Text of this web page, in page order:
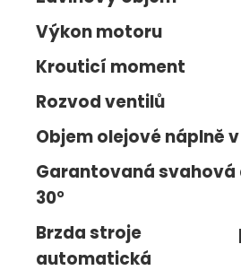
Výkon motoru
Krouticí moment
Rozvod ventilů
Objem olejové náplně
Garantovaná
30°
Brzda stroje
automatická